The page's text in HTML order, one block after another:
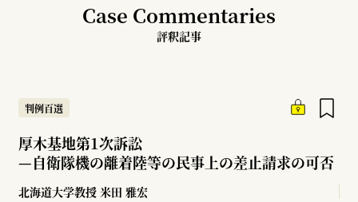
Case Commentaries
評釈記事
判例百選
厚木基地第1次訴訟
—自衛隊機の離着陸等の民事上の差止請求の可否
北海道大学教授 米田 雅宏